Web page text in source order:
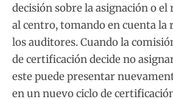
decisión sobre la asignación o el
al centro, tomando en cuenta la
los auditores. Cuando la
de certificación decide no
este puede presentar
en un nuevo ciclo de